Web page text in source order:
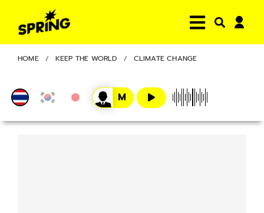
HOME KEEP THE WORLD CLIMATE CHANGE